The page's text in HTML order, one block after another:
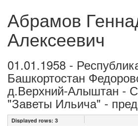
Абрамов
Алексеевич
01.01.1958 -
Башкортостан
д.Верхний-Алыштан -
"Заветы Ильича" -
Displayed rows: 3